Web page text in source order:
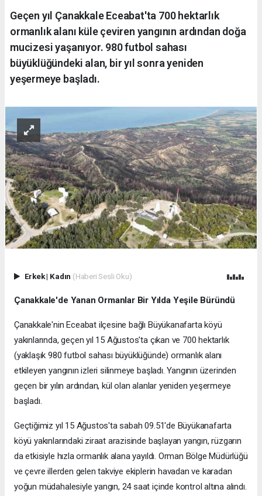
Geçen yıl Çanakkale Eceabat'ta 700 hektarlık
ormanlık alanı küle çeviren yangının ardından doğa
mucizesi yaşanıyor. 980 futbol sahası
büyüklüğündeki alan, bir yıl sonra yeniden
yeşermeye başladı.
Erkek| Kadın (Haberi Sesli Oku)
Çanakkale'de Yanan Ormanlar Bir Yılda Yeşile Büründü
Çanakkale'nin Eceabat ilçesine bağlı Büyükanafarta köyü
yakınlarında, geçen yıl 15 Ağustos'ta çıkan ve 700 hektarlık
(yaklaşık 980 futbol sahası büyüklüğünde) ormanlık alanı
etkileyen yangının izleri silinmeye başladı. Yangının üzerinden
geçen bir yılın ardından, kül olan alanlar yeniden yeşermeye
başladı.
Geçtiğimiz yıl 15 Ağustos'ta sabah 09.51'de Büyükanafarta
köyü yakınlarındaki ziraat arazisinde başlayan yangın, rüzgarın
da etkisiyle hızla ormanlık alana yayıldı. Orman Bölge Müdürlüğü
ve çevre illerden gelen takviye ekiplerin havadan ve karadan
yoğun müdahalesiyle yangın, 24 saat içinde kontrol altına alındı.